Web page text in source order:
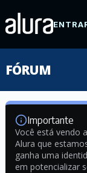
FÓRUM
Importante
Você está vendo
Alura que
ganha uma
em potencializar